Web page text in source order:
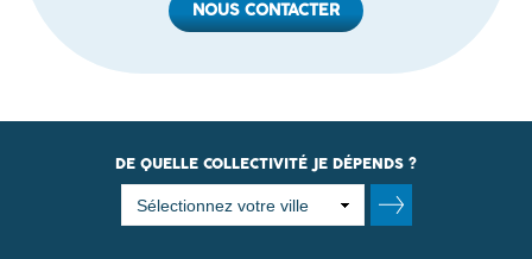
NOUS CONTACTER
DE QUELLE COLLECTIVITÉ JE DÉPENDS ?